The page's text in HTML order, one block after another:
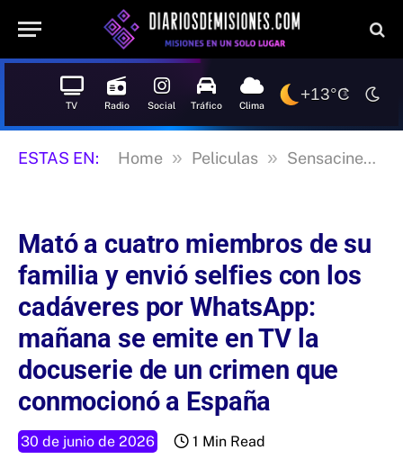
TV Radio Social Tráfico Clima
+13°C
ESTAS EN: Home » Peliculas » Sensacine »
Mató a cuatro miembros de su
familia y envió selfies con los
cadáveres por WhatsApp:
mañana se emite en TV la
docuserie de un crimen que
conmocionó a España
30 de junio de 2026 1 Min Read